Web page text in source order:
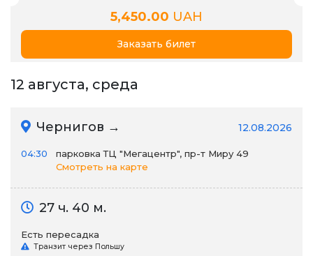
5,450.00 UAH
Заказать билет
12 августа, среда
Чернигов → 12.08.2026
04:30
парковка ТЦ "Мегацентр", пр-т Миру 49
Смотреть на карте
27 ч. 40 м.
Есть пересадка
Транзит через Польшу